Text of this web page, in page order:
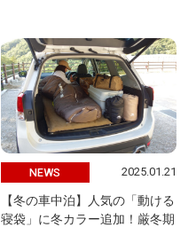
NEWS 2025.01.21
【冬の車中泊】人気の「動ける
寝袋」に冬カラー追加！厳冬期